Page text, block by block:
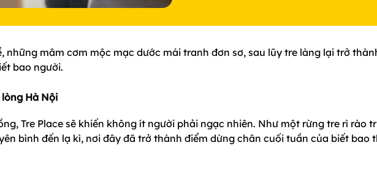
những mâm cơm mộc mạc dước mái tranh đơn sơ, sau lũy tre làng lại trở
bao người.
Hà Nội
Tre Place sẽ khiến không ít người phải ngạc nhiên. Như một rừng tre rì rào
bình đến lạ kì, nơi đây đã trở thành điểm dừng chân cuối tuần của biết bao